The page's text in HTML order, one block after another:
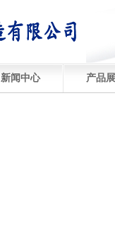
新闻中心 产品